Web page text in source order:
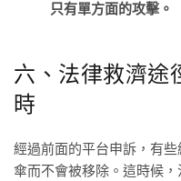
只有單方面的攻擊。
六、法律救濟途
時
經過前面的平台申訴，有
傘而不會被移除。這時候